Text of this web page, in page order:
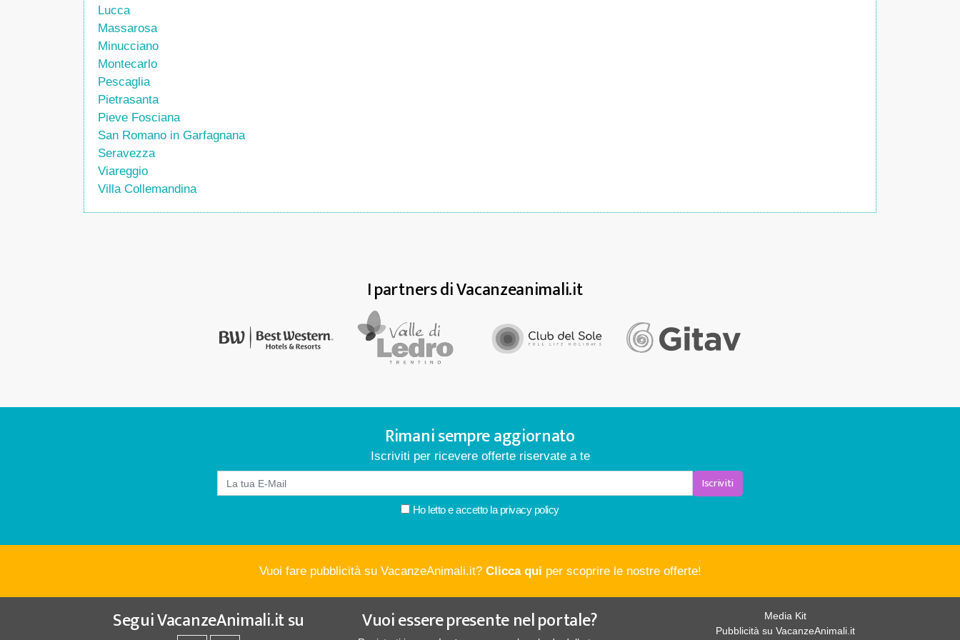
Lucca
Massarosa
Minucciano
Montecarlo
Pescaglia
Pietrasanta
Pieve Fosciana
San Romano in Garfagnana
Seravezza
Viareggio
Villa Collemandina
I partners di Vacanzeanimali.it
Rimani sempre aggiornato
Iscriviti per ricevere offerte riservate a te
Iscriviti
Ho letto e accetto la privacy policy
Vuoi fare pubblicità su VacanzeAnimali.it? Clicca qui per scoprire le nostre offerte!
SeguiVacanzeAnimali.itsu Vuoi essere presente nel portale?
Media Kit
Pubblicità su VacanzeAnimali.it